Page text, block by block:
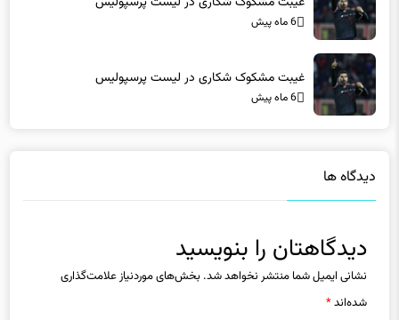
6 ماه پیش
غیبت مشکوک شکاری در لیست پرسپولیس
6 ماه پیش
دیدگاه ها
دیدگاهتان را بنویسید
نشانی ایمیل شما منتشر نخواهد شد. بخش‌های موردنیاز علامت‌گذاری
شده‌اند*